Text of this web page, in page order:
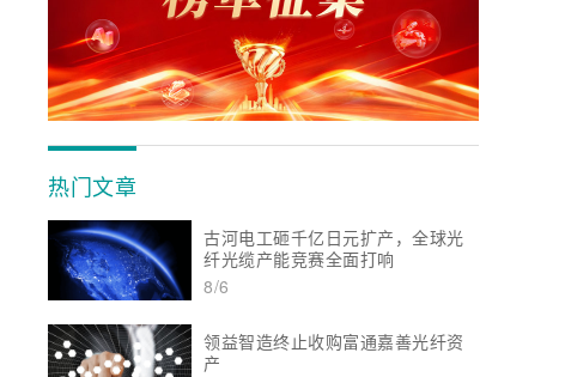
热门文章
古河电工砸千亿日元扩产，全球光
纤光缆产能竞赛全面打响
8/6
领益智造终止收购富通嘉善光纤资
产